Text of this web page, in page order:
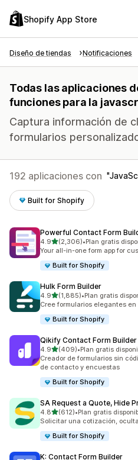
Shopify App Store
Diseño de tiendas Notificaciones
Todas las aplicaciones
funciones para la
Captura información de
formularios
192 aplicaciones con
Built for Shopify
Powerful Contact Form
4.9de 5 estrellas
(2,306)
2306 reseñas en total
•Plan gratis
Your all-in-one form app for
Built for Shopify
Hulk Form Builder
4.9de 5 estrellas
(1,885)
1885 reseñas en total
•Plan gratis
Cree formularios elegantes
Built for Shopify
Qikify Contact Form Builder
4.9de 5 estrellas
(409)
409 reseñas en total
•Plan gratis
Creador de formularios sin
de contacto y encuestas
Built for Shopify
SA Request a Quote, Hide
4.8de 5 estrellas
(612)
612 reseñas en total
•Plan gratis
Solicitar una cotización,
Built for Shopify
K: Contact Form Builder